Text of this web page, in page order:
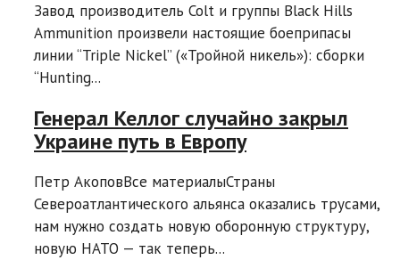
Завод производитель Colt и группы Black Hills
Ammunition произвели настоящие боеприпасы
линии “Triple Nickel” («Тройной никель»): сборки
“Hunting...
Генерал Келлог случайно закрыл
Украине путь в Европу
Петр АкоповВсе материалыСтраны
Североатлантического альянса оказались трусами,
нам нужно создать новую оборонную структуру,
новую НАТО — так теперь...